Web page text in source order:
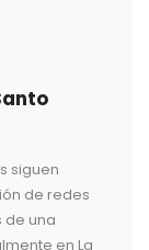
siguen
de redes
de una
en La